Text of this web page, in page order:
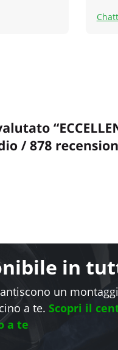
in
un
a te. Scopri il
a te